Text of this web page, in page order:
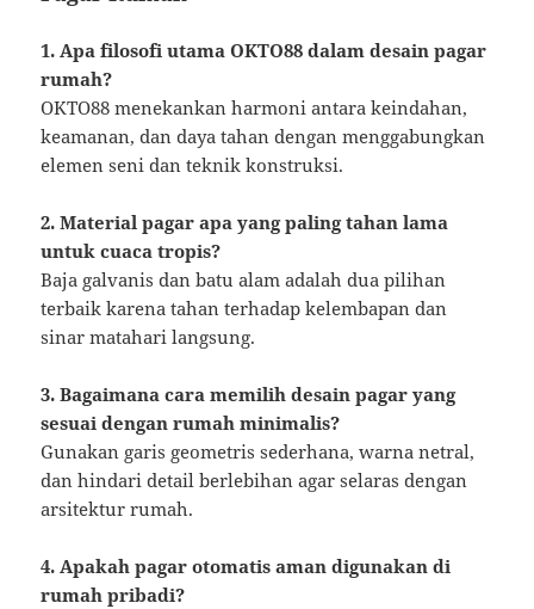
1. Apa filosofi utama OKTO88 dalam desain pagar
rumah?
OKTO88 menekankan harmoni antara keindahan,
keamanan, dan daya tahan dengan menggabungkan
elemen seni dan teknik konstruksi.
2. Material pagar apa yang paling tahan lama
untuk cuaca tropis?
Baja galvanis dan batu alam adalah dua pilihan
terbaik karena tahan terhadap kelembapan dan
sinar matahari langsung.
3. Bagaimana cara memilih desain pagar yang
sesuai dengan rumah minimalis?
Gunakan garis geometris sederhana, warna netral,
dan hindari detail berlebihan agar selaras dengan
arsitektur rumah.
4. Apakah pagar otomatis aman digunakan di
rumah pribadi?